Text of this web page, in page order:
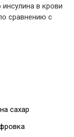
в крови
сравнению с
сахар